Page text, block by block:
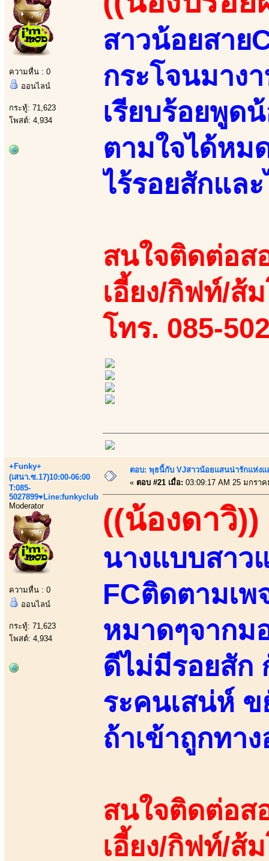
ความหื่น : 0
ออนไลน์
กระทู้: 71,623
โพสต์: 4,934
สาวน้อยสาย
กระโจนมาง
เรียบร้อยพูด
ตามใจได้หม
ไร้รอยสักแล
สนใจติดต่อส
เอี้ยง/กิฟท์/ส้
โทร. 085-
+Funky+
(เสนา.ซ.17)10:00-06:00
T:085-
5027899♥Line:funkyclub
Moderator
ความหื่น : 0
ออนไลน์
กระทู้: 71,623
โพสต์: 4,934
ตอบ: พุธนี้กับ VJสาวน้อยแสนน่ารักแห่งแ
« ตอบ #21 เมื่อ: 03:09:17 AM 25 มกรา
((น้องดาวิ))
นางแบบสาว
FCติดตามเพ
หมาดๆจากม
ดีไม่มีรอยสัก
ระคนเสน่ห์
ถ้าเข้าถูกทา
สนใจติดต่อส
เอี้ยง/กิฟท์/ส้